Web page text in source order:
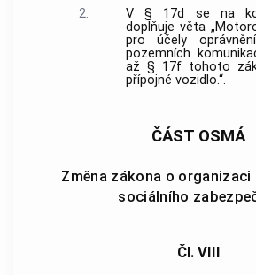
2.
V § 17d se na
doplňuje věta
pro účely
pozemních
až § 17f tohoto
přípojné vozidlo.“.
ČÁST OSMÁ
Změna zákona o organizaci
sociálního
Čl. VIII